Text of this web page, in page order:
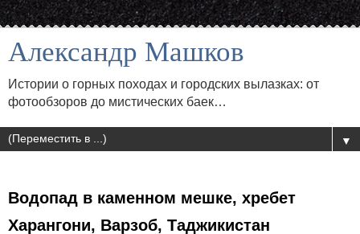
Александр Машков
Истории о горных походах и городских вылазках: от
фотообзоров до мистических баек…
▼
Водопад в каменном мешке, хребет
Харангони, Варзоб, Таджикистан